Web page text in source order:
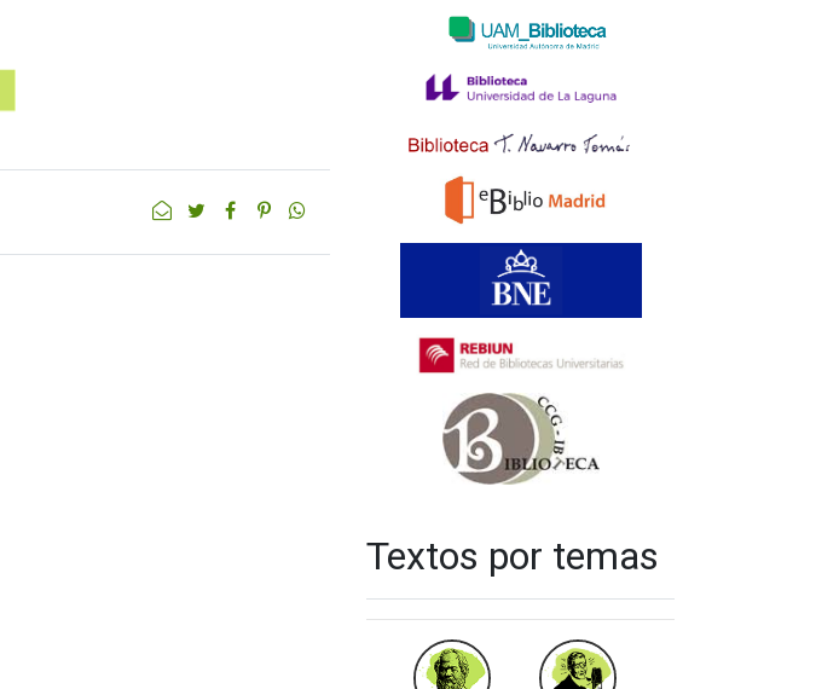
Textos por temas